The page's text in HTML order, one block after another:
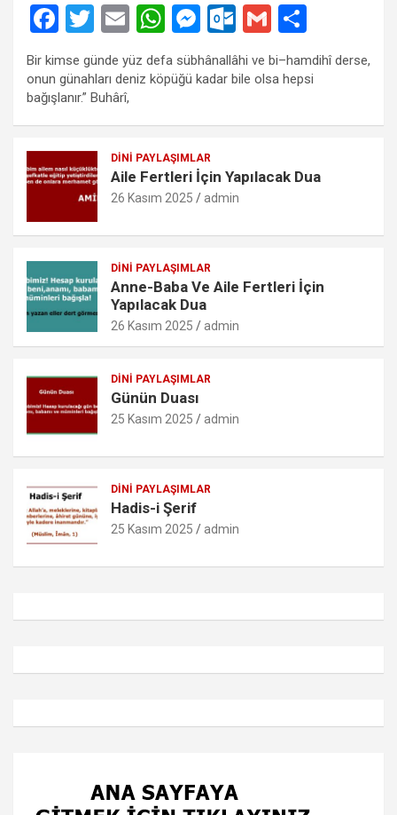
F
ce
b
o
o
k
T
wi
tt
er
E
m
ail
W
h
at
A
p
p
M
es
se
g
er
O
ut
lo
k.
o
G
m
ail
h
ar
Bir kimse günde yüz defa sübhânallâhi ve bi–hamdihî derse,
onun günahları deniz köpüğü kadar bile olsa hepsi
bağışlanır.” Buhârî,
DINI PAYLAŞIMLAR
Aile Fertleri İçin Yapılacak Dua
26 Kasım 2025 admin
DINI PAYLAŞIMLAR
Anne-Baba Ve Aile Fertleri İçin
Yapılacak Dua
26 Kasım 2025 admin
DINI PAYLAŞIMLAR
Günün Duası
25 Kasım 2025 admin
DINI PAYLAŞIMLAR
Hadis-i Şerif
25 Kasım 2025 admin